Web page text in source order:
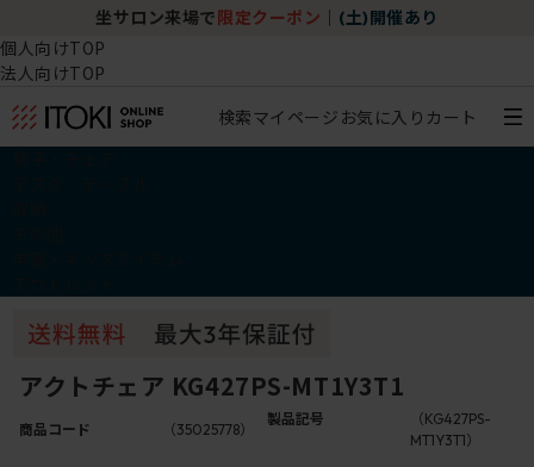
坐サロン来場で 限定クーポン (土)開催あり
個人向けTOP
法人向けTOP
検索マイページ お気に入り カート
アクトチェア KG427PS-MT1Y3T1
商品コード （35025778）
製品記号
（KG427PS-
MT1Y3T1）